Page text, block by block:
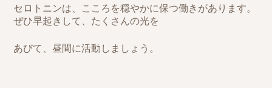
セロトニンは、こころを穏やかに保つ働きがあります。
ぜひ早起きして、たくさんの光を
あびて、昼間に活動しましょう。